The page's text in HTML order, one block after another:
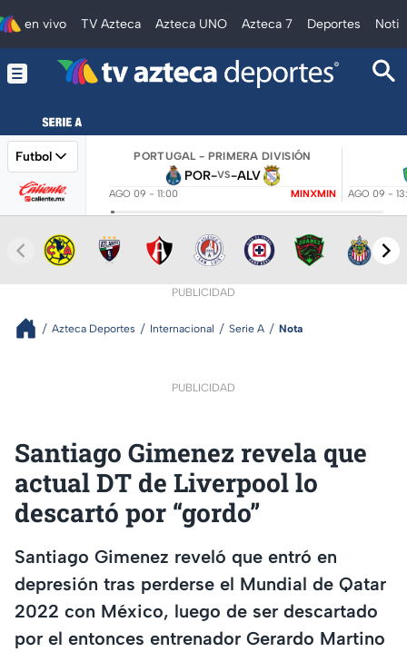
en vivo TV Azteca Azteca UNO Azteca 7 Deportes
Futbol PORTUGAL - PRIMERA DIVISIÓN
POR-VS-ALV
AGO 09 - 11:00 MINXMIN AGO 09 -
PUBLICIDAD
Azteca Deportes Internacional Serie A Nota
PUBLICIDAD
Santiago Gimenez revela que
actual DT de Liverpool lo
descartó por “gordo”
Santiago Gimenez reveló que entró en
depresión tras perderse el Mundial de Qatar
2022 con México, luego de ser descartado
por el entonces entrenador Gerardo Martino